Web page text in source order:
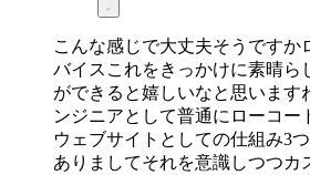
こんな感じで大丈夫そうですか
バイスこれをきっかけに素晴ら
ができると嬉しいなと思います
ンジニアとして普通にローコー
ウェブサイトとしての仕組み3
ありましてそれを意識しつつカ